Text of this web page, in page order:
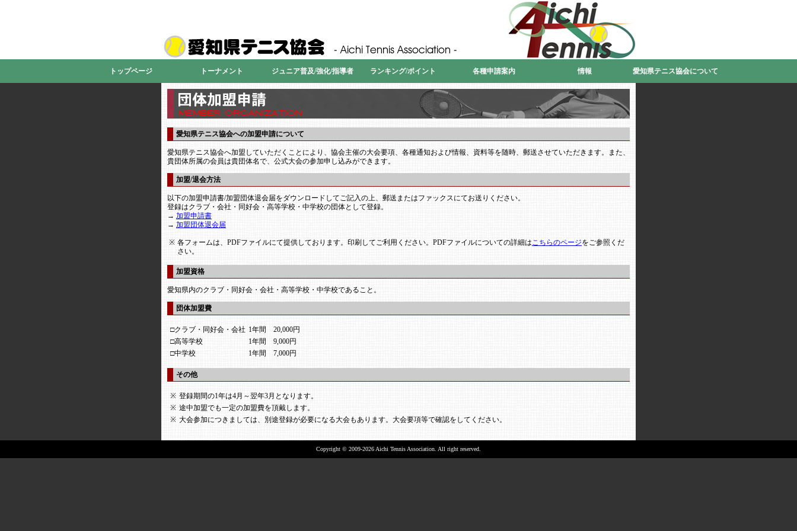
トップページ トーナメント ジュニア普及/強化/指導者 ランキング/ポイント 各種申請案内 情報 愛知県テニス協会について
愛知県テニス協会への加盟申請について
愛知県テニス協会へ加盟していただくことにより、協会主催の大会要項、各種通知および情報、資料等を随時、郵送させていただきます。また、
貴団体所属の会員は貴団体名で、公式大会の参加申し込みができます。
加盟/退会方法
以下の加盟申請書/加盟団体退会届をダウンロードしてご記入の上、郵送またはファックスにてお送りください。
登録はクラブ・会社・同好会・高等学校・中学校の団体として登録。
→ 加盟申請書
→ 加盟団体退会届
※ 各フォームは、PDFファイルにて提供しております。印刷してご利用ください。PDFファイルについての詳細はこちらのページをご参照くだ
さい。
加盟資格
愛知県内のクラブ・同好会・会社・高等学校・中学校であること。
団体加盟費
□クラブ・同好会・会社 1年間 20,000円
□高等学校
1年間 9,000円
□中学校
1年間 7,000円
その他
※ 登録期間の1年は4月～翌年3月となります。
※ 途中加盟でも一定の加盟費を頂戴します。
※ 大会参加につきましては、別途登録が必要になる大会もあります。大会要項等で確認をしてください。
Copyright © 2009-2026 Aichi Tennis Association. All right reserved.